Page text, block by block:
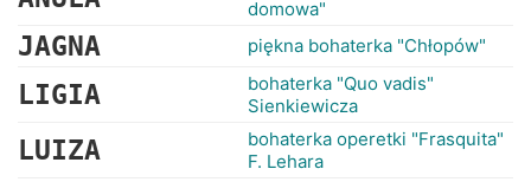
domowa"
JAGNA piękna bohaterka "Chłopów"
LIGIA
bohaterka "Quo vadis"
Sienkiewicza
LUIZA
bohaterka operetki "Frasquita"
F. Lehara